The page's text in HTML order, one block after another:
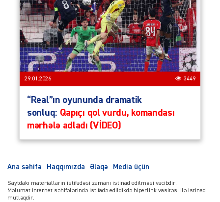
29.01.2026 3449
“Real”ın oyununda dramatik
sonluq: Qapıçı qol vurdu, komandası
mərhələ adladı (VİDEO)
Ana səhifə Haqqımızda Əlaqə Media üçün
Saytdakı materialların istifadəsi zamanı istinad edilməsi vacibdir.
Məlumat internet səhifələrində istifadə edildikdə hiperlink vasitəsi ilə istinad
mütləqdir.